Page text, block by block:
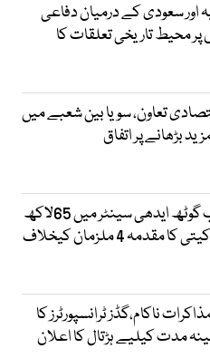
اور سعودی کے درمیان دفاعی
پر محیط تاریخی تعلقات کا
تعاون، سویا بین شعبے میں
بڑھانے پر اتفاق
کراچی: سہراب گوٹھ ایدھی سینٹر میں 65لاکھ
سے زائد کی ڈکیتی کا مقدمہ 4 ملزمان کیخلاف
ناکام،گڈز ٹرانسپورٹرز کا
مدت کیلیے ہڑتال کا اعلان